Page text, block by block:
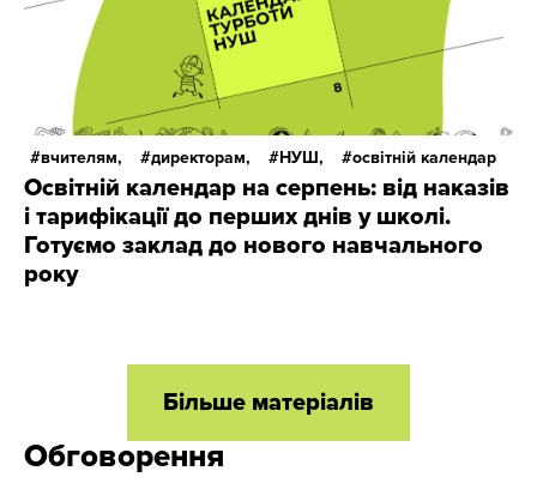
вчителям, директорам, НУШ, освітній календар
Освітній календар на серпень: від наказів
і тарифікації до перших днів у школі.
Готуємо заклад до нового навчального
року
Більше матеріалів
Обговорення